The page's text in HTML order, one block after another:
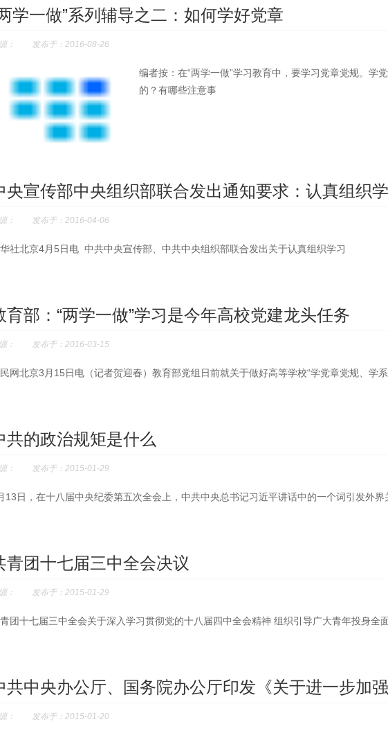
学一做”系列辅导之二：如何学好党章
源： 发布于：2016-08-26
编者按：在“两学一做”学习教育中，要学习党章党规。学
的？有哪些注意事
央宣传部中央组织部联合发出通知要求：认真组织
源： 发布于：2016-04-06
社北京4月5日电 中共中央宣传部、中共中央组织部联合发出关于认真组织学习
育部：“两学一做”学习是今年高校党建龙头任务
源： 发布于：2016-03-15
民网北京3月15日电（记者贺迎春）教育部党组日前就关于做好高等学校“学党章党规、学
共的政治规矩是什么
源： 发布于：2015-01-29
13日，在十八届中央纪委第五次全会上，中共中央总书记习近平讲话中的一个词引发外界
青团十七届三中全会决议
源： 发布于：2015-01-29
团十七届三中全会关于深入学习贯彻党的十八届四中全会精神 组织引导广大青年投身全
共中央办公厅、国务院办公厅印发《关于进一步加
源： 发布于：2015-01-20